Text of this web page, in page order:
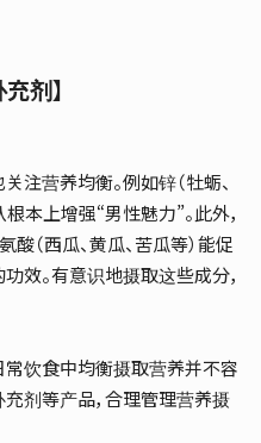
剂】
注营养均衡。例如锌（牡蛎、
本上增强“男性魅力”。此外，
酸（西瓜、黄瓜、苦瓜等）能促
效。有意识地摄取这些成分，
饮食中均衡摄取营养并不容
剂等产品，合理管理营养摄